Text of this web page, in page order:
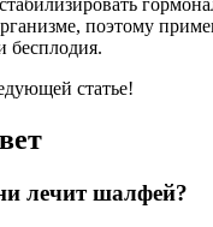
поэтому
бесплодия.
статье!
лечит шалфей?